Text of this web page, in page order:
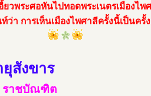
ยวพระศอหันไปทอดพระเนตรเมืองไพ
ว่า การเห็นเมืองไพศาลีครั้งนี้เป็นครั้
ยุสังขาร
ราชบัณฑิต